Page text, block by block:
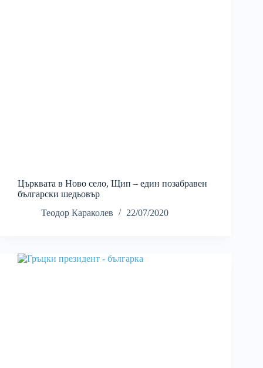
Църквата в Ново село, Щип – един позабравен
български шедьовър
Теодор Караколев
22/07/2020